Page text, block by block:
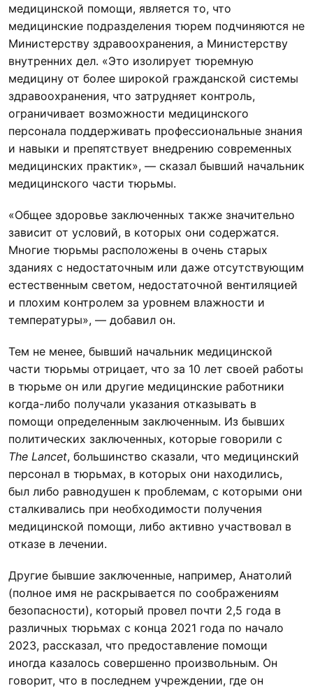
медицинской помощи, является то, что
медицинские подразделения тюрем подчиняются не
Министерству здравоохранения, а Министерству
внутренних дел. «Это изолирует тюремную
медицину от более широкой гражданской системы
здравоохранения, что затрудняет контроль,
ограничивает возможности медицинского
персонала поддерживать профессиональные знания
и навыки и препятствует внедрению современных
медицинских практик», — сказал бывший начальник
медицинского части тюрьмы.
«Общее здоровье заключенных также значительно
зависит от условий, в которых они содержатся.
Многие тюрьмы расположены в очень старых
зданиях с недостаточным или даже отсутствующим
естественным светом, недостаточной вентиляцией
и плохим контролем за уровнем влажности и
температуры», — добавил он.
Тем не менее, бывший начальник медицинской
части тюрьмы отрицает, что за 10 лет своей работы
в тюрьме он или другие медицинские работники
когда-либо получали указания отказывать в
помощи определенным заключенным. Из бывших
политических заключенных, которые говорили с
The Lancet, большинство сказали, что медицинский
персонал в тюрьмах, в которых они находились,
был либо равнодушен к проблемам, с которыми они
сталкивались при необходимости получения
медицинской помощи, либо активно участвовал в
отказе в лечении.
Другие бывшие заключенные, например, Анатолий
(полное имя не раскрывается по соображениям
безопасности), который провел почти 2,5 года в
различных тюрьмах с конца 2021 года по начало
2023, рассказал, что предоставление помощи
иногда казалось совершенно произвольным. Он
говорит, что в последнем учреждении, где он